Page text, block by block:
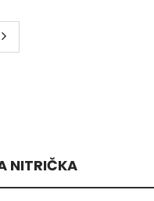
NITRIČKA